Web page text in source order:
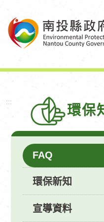
主
容
塊:::
環保
FAQ
環保新知
宣導資料